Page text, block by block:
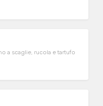
a scaglie, rucola e tartufo